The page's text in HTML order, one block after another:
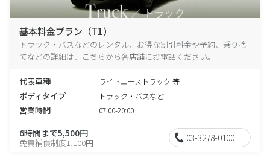
基本料金プラン（T1）
トラック・バスなどのレンタル、お得な割引料金や予約、乗り捨
てなどの詳細は、こちらから各店舗にお電話ください。
代表車種 ライトエーストラック 等
ボディタイプ トラック・バスなど
営業時間 07:00-20:00
6時間まで5,500円
免責補償制度1,100円 03-3278-0100